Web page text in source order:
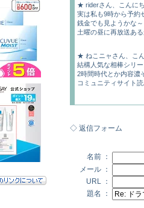
★ riderさん、こんに
実は私も9時から予約
銭金でも見ようかな
土曜の昼に再放送あ
★ ねこニャさん、こ
結構人気な相棒シリ
2時間時代とか内容濃
コミュニティサイト
◇ 返信フォーム
名前 ：
メール ：
URL ：
題名 ：